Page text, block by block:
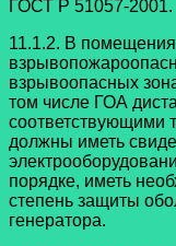
ГОСТ Р 51057-2001.
11.1.2. В
взрывоопасных
том числе ГОА
соответствующими
должны иметь
порядке, иметь
степень защиты
генератора.